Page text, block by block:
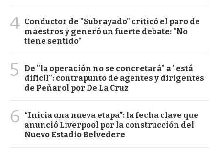
4 Conductor de "Subrayado" criticó el paro de
maestros y generó un fuerte debate: "No
tiene sentido"
5
De "la operación no se concretará" a "está
difícil": contrapunto de agentes y dirigentes
de Peñarol por De La Cruz
6
“Inicia una nueva etapa”: la fecha clave que
anunció Liverpool por la construcción del
Nuevo Estadio Belvedere